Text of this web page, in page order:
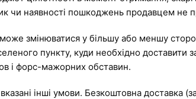
чи наявності пошкоджень продавцем не
може змінюватися у більшу або меншу
пункту, куди необхідно доставити
і форс-мажорних обставин.
інші умови. Безкоштовна доставка